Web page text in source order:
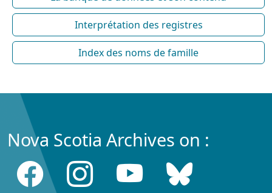
Interprétation des registres
Index des noms de famille
Nova Scotia Archives on :